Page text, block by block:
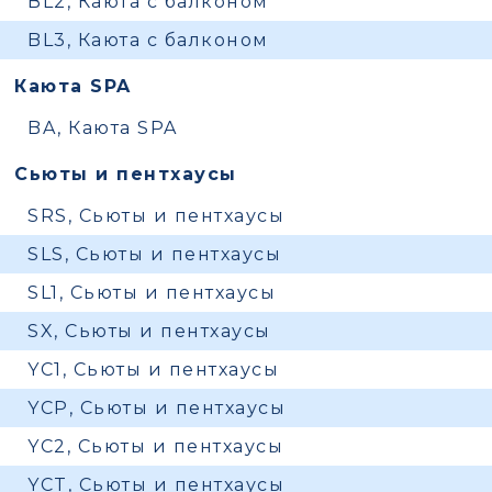
BL3, Каюта с балконом
Каюта SPA
BA, Каюта SPA
Сьюты и пентхаусы
SRS, Сьюты и пентхаусы
SLS, Сьюты и пентхаусы
SL1, Сьюты и пентхаусы
SX, Сьюты и пентхаусы
YC1, Сьюты и пентхаусы
YCP, Сьюты и пентхаусы
YC2, Сьюты и пентхаусы
YCT, Сьюты и пентхаусы